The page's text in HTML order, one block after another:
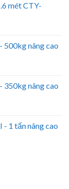
mét CTY-
500kg nâng cao
350kg nâng cao
1 tấn nâng cao